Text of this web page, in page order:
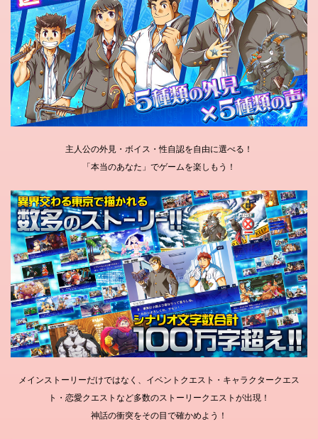
主人公の外見・ボイス・性自認を自由に選べる！
「本当のあなた」でゲームを楽しもう！
メインストーリーだけではなく、イベントクエスト・キャラクタークエス
ト・恋愛クエストなど多数のストーリークエストが出現！
神話の衝突をその目で確かめよう！